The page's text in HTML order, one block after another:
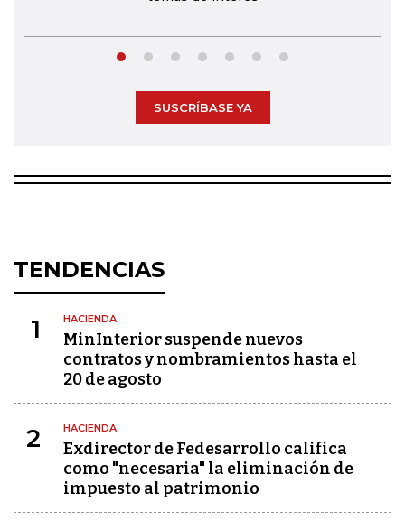
SUSCRÍBASE YA
TENDENCIAS
1 HACIENDA
MinInterior suspende nuevos
contratos y nombramientos hasta el
20 de agosto
2 HACIENDA
Exdirector de Fedesarrollo califica
como "necesaria" la eliminación de
impuesto al patrimonio